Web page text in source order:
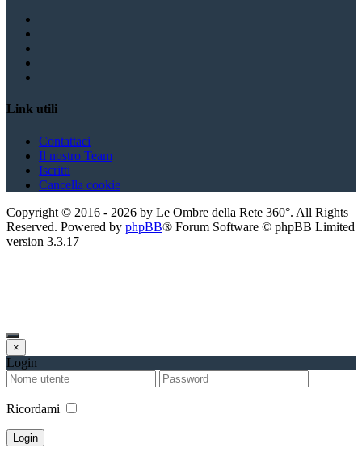
Link utili
Contattaci
Il nostro Team
Iscritti
Cancella cookie
Copyright © 2016 - 2026 by Le Ombre della Rete 360°. All Rights
Reserved. Powered by phpBB® Forum Software © phpBB Limited
version 3.3.17
×
Login
Ricordami